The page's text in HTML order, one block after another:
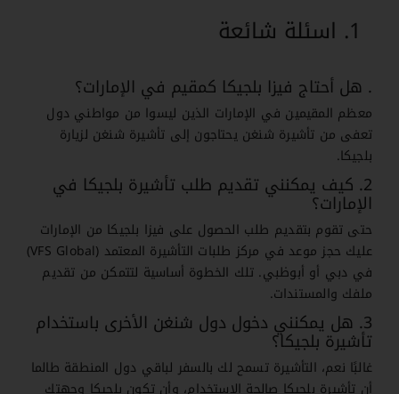
اسئلة شائعة
. هل أحتاج فيزا بلجيكا كمقيم في الإمارات؟
معظم المقيمين في الإمارات الذين ليسوا من مواطني دول
تعفى من تأشيرة شنغن يحتاجون إلى تأشيرة شنغن لزيارة
بلجيكا.
2. كيف يمكنني تقديم طلب تأشيرة بلجيكا في
الإمارات؟
حتى تقوم بتقديم طلب الحصول على فيزا بلجيكا من الإمارات
عليك حجز موعد في مركز طلبات التأشيرة المعتمد (VFS Global)
في دبي أو أبوظبي. تلك الخطوة أساسية لتتمكن من تقديم
ملفك والمستندات.
3. هل يمكنني دخول دول شنغن الأخرى باستخدام
تأشيرة بلجيكا؟
غالبًا نعم، التأشيرة تسمح لك بالسفر لباقي دول المنطقة طالما